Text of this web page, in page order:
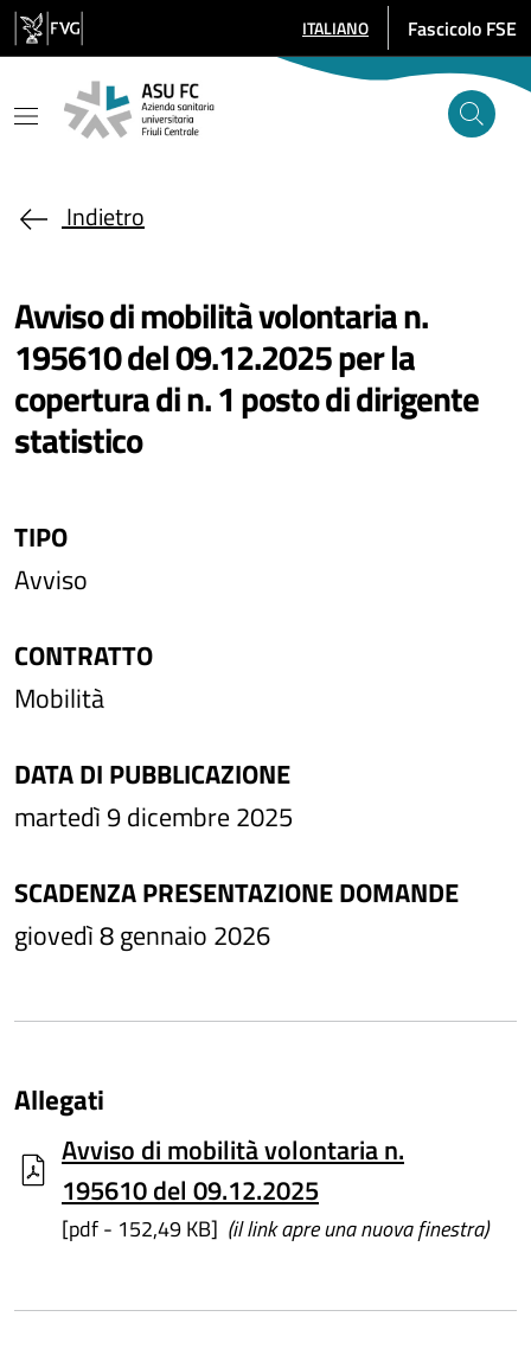
Salta al contenuto principale
SELEZIONE LINGUA: LINGUA
ITALIANO Fascicolo FSE
Indietro
Avviso di mobilità volontaria n.
195610 del 09.12.2025 per la
copertura di n. 1 posto di dirigente
statistico
TIPO
Avviso
CONTRATTO
Mobilità
DATA DI PUBBLICAZIONE
martedì 9 dicembre 2025
SCADENZA PRESENTAZIONE DOMANDE
giovedì 8 gennaio 2026
Allegati
Avviso di mobilità volontaria n.
195610 del 09.12.2025
[pdf - 152,49 KB] (il link apre una nuova finestra)